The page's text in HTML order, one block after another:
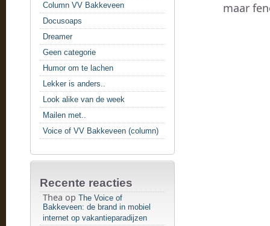
Column VV Bakkeveen
Docusoaps
Dreamer
Geen categorie
Humor om te lachen
Lekker is anders..
Look alike van de week
Mailen met..
Voice of VV Bakkeveen (column)
Recente reacties
Thea op The Voice of
Bakkeveen: de brand in mobiel
internet op vakantieparadijzen
maar